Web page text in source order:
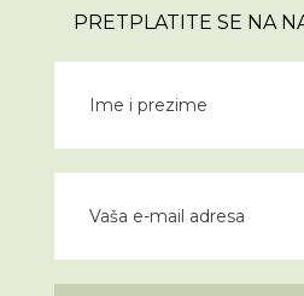
PRETPLATITE SE NA